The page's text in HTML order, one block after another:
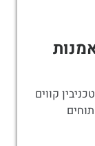
קווים